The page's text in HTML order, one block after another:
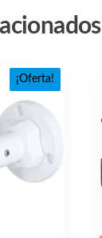
¡Oferta!